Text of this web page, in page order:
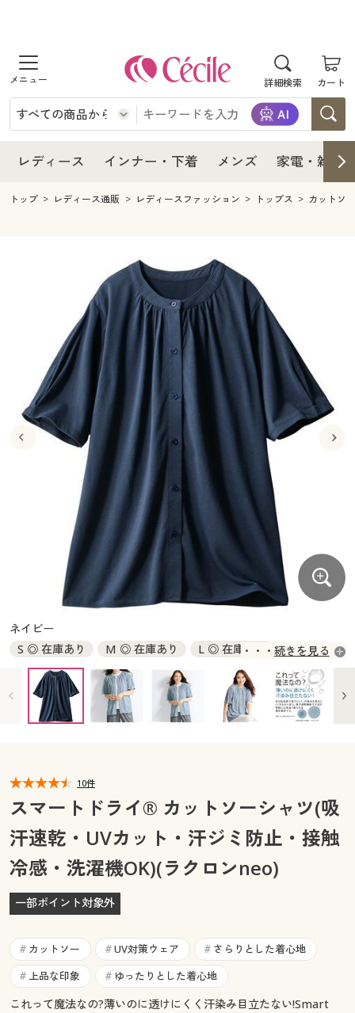
詳細検索 カート
商品を探す
レディース
レディースファッション
インナー・下着
インナー・下着通販すべて
ジュニア・ティーンズ下着
メンズ
メンズファッション
メンズ下着
家電・雑貨すべて
キッチン・雑貨・日用品
寝具・インテリア・家具
寝具・インテリア・家具通販すべて
家具・収納
寝具・ベッド
カーテン・ラグ・ファブリック
美容・健康
美容・健康通販すべて
美容・健康・サプリメント
制服・スクール
制服・スクールすべて
制服・学生服
ジュニア・ティーンズ下着
大きいサイズ
大きいサイズ通販すべて
大きいサイズ レディース服
大きいサイズ レディース下着
大きいサイズ メンズ
大きいサイズ 事務・制服
バーゲンセール
シークレットセール
商品カテゴリ一覧
カタログ
カタログ・チラシからのご注文
デジタルカタログ
カタログ無料プレゼント
マイページ
閲覧履歴
お気に入り
サポート
ご利用ガイド
よくある質問とお問い合わせ
レディース インナー・下着 メンズ 家電・雑貨
レディース
レディース通販すべて
レディースファッション
インナー・下着
インナー・下着通販すべて
ジュニア・ティーンズ下着
メンズ
キッチン・雑貨・日用品
寝具・インテリア・家具通販すべて
家具・収納
寝具・ベッド
カーテン・ラグ・ファブリック
美容・健康通販すべて
美容・健康・サプリメント
制服・スクール
制服・スクールすべて
制服・学生服
ジュニア・ティーンズ下着
大きいサイズ
大きいサイズ通販すべて
大きいサイズ レディース服
大きいサイズ レディース下着
大きいサイズ メンズ
大きいサイズ 事務・制服
バーゲン
バーゲンセール
シークレットセール
商品カテゴリ一覧
カタログ・チラシからのご注文
カタログ無料プレゼント
会員メニュー
閲覧履歴
お気に入り
サポート
ご利用ガイド
よくある質問とお問い合わせ
トップ レディース通販 レディースファッション トップス カットソ
ネイビー
S ◎ 在庫あり
M ◎ 在庫あり
L ◎ 在庫あり
LL ◎ 在庫あり
3L × 完売
続きを見る
10件
スマートドライ® カットソーシャツ(吸
汗速乾・UVカット・汗ジミ防止・接触
冷感・洗濯機OK)(ラクロンneo)
一部ポイント対象外
# カットソー # UV対策ウェア # さらりとした着心地
# 上品な印象 # ゆったりとした着心地
これって魔法なの?薄いのに透けにくく汗染み目立たない!Smart